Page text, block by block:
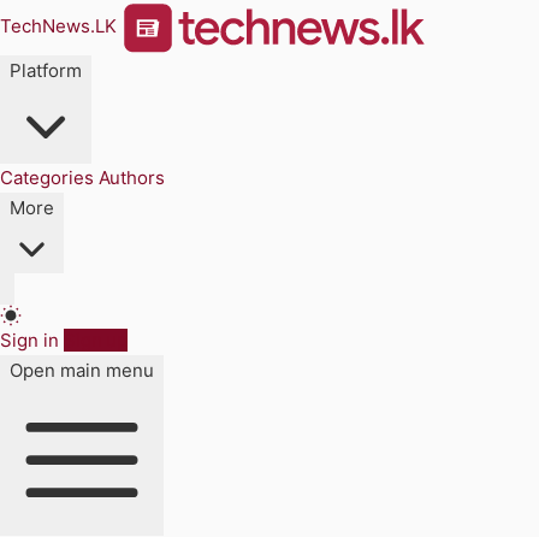
TechNews.LK
Platform
Categories Authors
More
Sign in
Open main menu